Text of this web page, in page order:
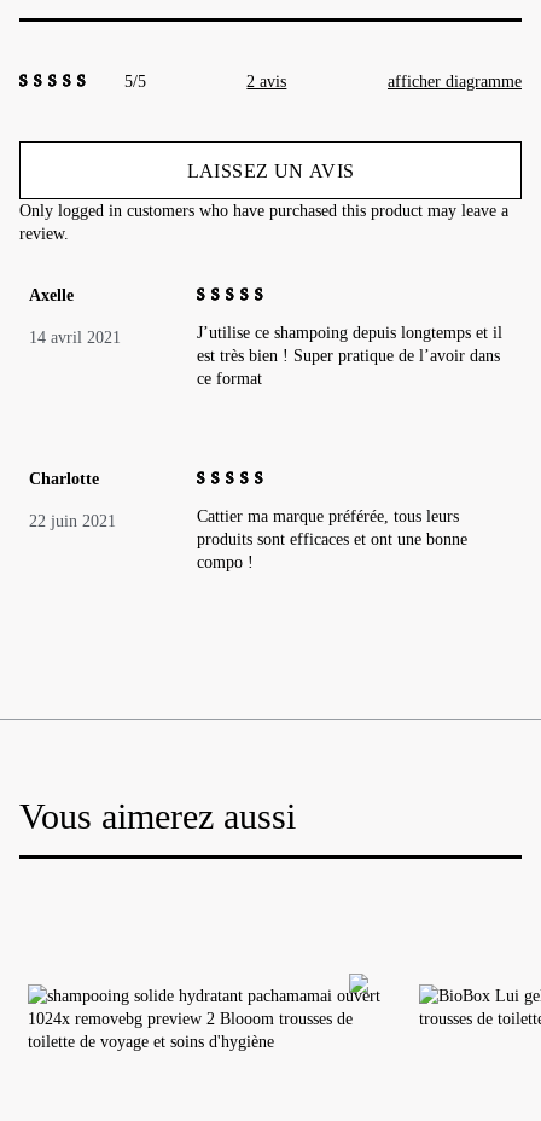
5/5 2 avis afficher diagramme
LAISSEZ UN AVIS
Only logged in customers who have purchased this product may leave a
review.
Axelle
14 avril 2021
J’utilise ce shampoing depuis longtemps et il
est très bien ! Super pratique de l’avoir dans
ce format
Charlotte
22 juin 2021
Cattier ma marque préférée, tous leurs
produits sont efficaces et ont une bonne
compo !
Vous aimerez aussi